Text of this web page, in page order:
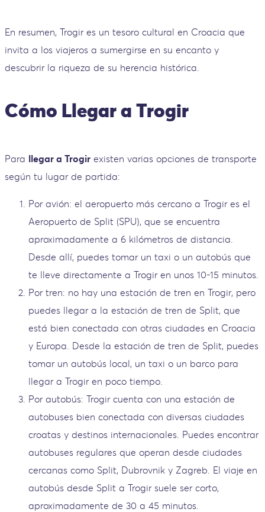
En resumen, Trogir es un tesoro cultural en Croacia que
invita a los viajeros a sumergirse en su encanto y
descubrir la riqueza de su herencia histórica.
Cómo Llegar a Trogir
Para llegar a Trogir existen varias opciones de transporte
según tu lugar de partida:
Por avión: el aeropuerto más cercano a Trogir es el
Aeropuerto de Split (SPU), que se encuentra
aproximadamente a 6 kilómetros de distancia.
Desde allí, puedes tomar un taxi o un autobús que
te lleve directamente a Trogir en unos 10-15 minutos.
Por tren: no hay una estación de tren en Trogir, pero
puedes llegar a la estación de tren de Split, que
está bien conectada con otras ciudades en Croacia
y Europa. Desde la estación de tren de Split, puedes
tomar un autobús local, un taxi o un barco para
llegar a Trogir en poco tiempo.
Por autobús: Trogir cuenta con una estación de
autobuses bien conectada con diversas ciudades
croatas y destinos internacionales. Puedes encontrar
autobuses regulares que operan desde ciudades
cercanas como Split, Dubrovnik y Zagreb. El viaje en
autobús desde Split a Trogir suele ser corto,
aproximadamente de 30 a 45 minutos.